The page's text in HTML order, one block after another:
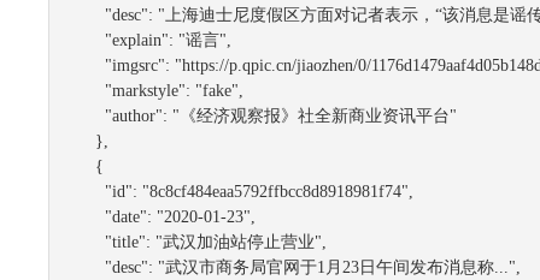
"desc": "上海迪士尼度假区方面对记者表示，“该消息是谣
"explain": "谣言",
"imgsrc": "https://p.qpic.cn/jiaozhen/0/
"markstyle": "fake",
"author": "《经济观察报》社全新商业资讯平台"
"id": "8c8cf484eaa5792ffbcc8d8918981f74",
"date": "2020-01-23",
"title": "武汉加油站停止营业",
"desc": "武汉市商务局官网于1月23日午间发布消息称...",